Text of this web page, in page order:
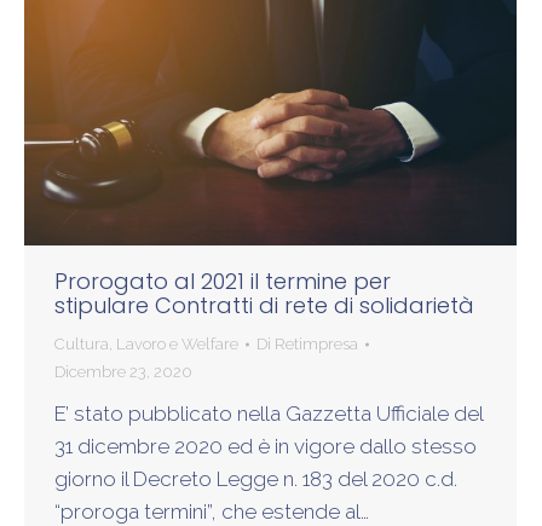
Prorogato al 2021 il termine per
stipulare Contratti di rete di solidarietà
Cultura, Lavoro e Welfare Di Retimpresa
Dicembre 23, 2020
E’ stato pubblicato nella Gazzetta Ufficiale del
31 dicembre 2020 ed è in vigore dallo stesso
giorno il Decreto Legge n. 183 del 2020 c.d.
“proroga termini”, che estende al…